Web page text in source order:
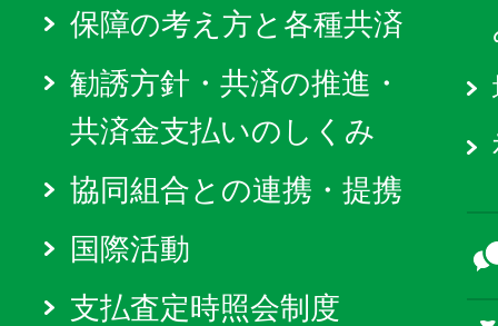
保障の考え方と各種共済
勧誘方針・共済の推進・
共済金支払いのしくみ
協同組合との連携・提携
国際活動
支払査定時照会制度